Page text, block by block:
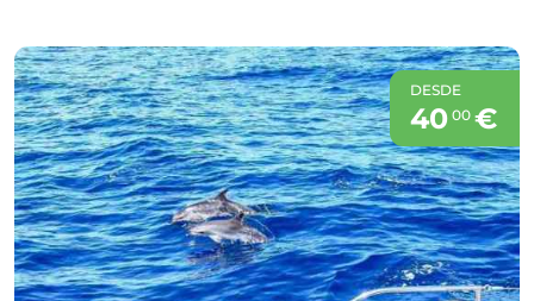
DESDE
40 00€